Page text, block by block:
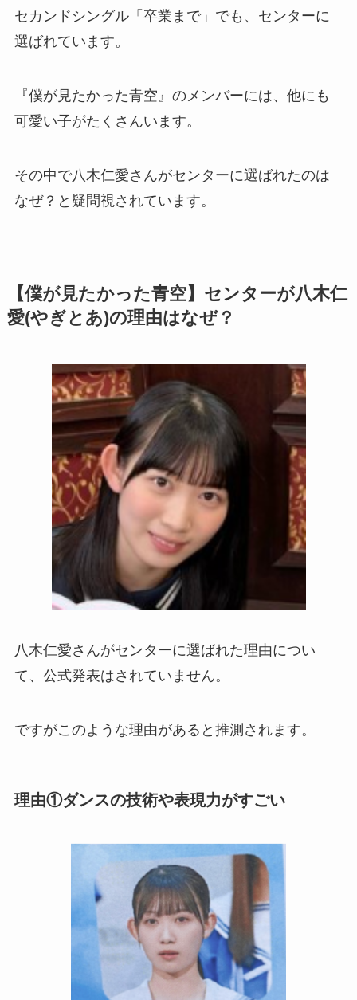
セカンドシングル「卒業まで」でも、センターに
選ばれています。
『僕が見たかった青空』のメンバーには、他にも
可愛い子がたくさんいます。
その中で八木仁愛さんがセンターに選ばれたのは
なぜ？と疑問視されています。
【僕が見たかった青空】センターが八木仁
愛(やぎとあ)の理由はなぜ？
八木仁愛さんがセンターに選ばれた理由につい
て、公式発表はされていません。
ですがこのような理由があると推測されます。
理由①ダンスの技術や表現力がすごい